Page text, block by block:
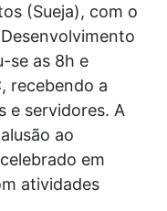
(Sueja), com o
se as 8h e
recebendo a
e servidores. A
ao
em
atividades